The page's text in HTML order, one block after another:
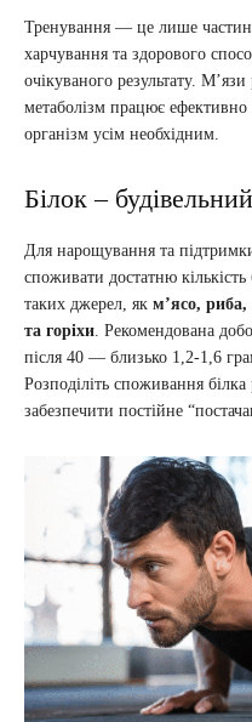
Тренування — це лише
харчування та здорового
очікуваного результату.
метаболізм працює
організм усім необхідним.
Білок –
Для нарощування та
споживати достатню
таких джерел, як м’ясо, риба,
та горіхи. Рекомендована
після 40 — близько 1,2-1,6
Розподіліть споживання
забезпечити постійне